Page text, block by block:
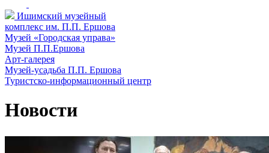
Ишимский музейный
комплекс им. П.П. Ершова
Музей «Городская управа»
Музей П.П.Ершова
Арт-галерея
Музей-усадьба П.П. Ершова
Туристско-информационный центр
Новости